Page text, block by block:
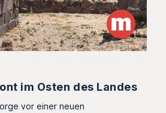
im Osten des Landes
vor einer neuen